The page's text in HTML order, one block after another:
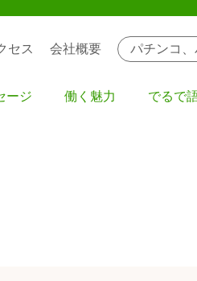
ージ 働く魅力 でるで
セス 会社概要 パチンコ